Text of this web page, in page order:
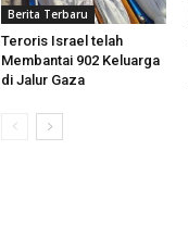
Berita Terbaru
Teroris Israel telah
Membantai 902 Keluarga
di Jalur Gaza